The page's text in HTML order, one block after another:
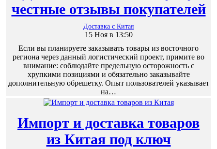
честные отзывы покупателей
Доставка с Китая
15 Ноя в 13:50
Если вы планируете заказывать товары из восточного
региона через данный логистический проект, примите во
внимание: соблюдайте предельную осторожность с
хрупкими позициями и обязательно заказывайте
дополнительную обрешетку. Опыт пользователей указывает
на…
Импорт и доставка товаров
из Китая под ключ